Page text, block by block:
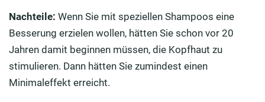
Nachteile: Wenn Sie mit speziellen Shampoos eine
Besserung erzielen wollen, hätten Sie schon vor 20
Jahren damit beginnen müssen, die Kopfhaut zu
stimulieren. Dann hätten Sie zumindest einen
Minimaleffekt erreicht.